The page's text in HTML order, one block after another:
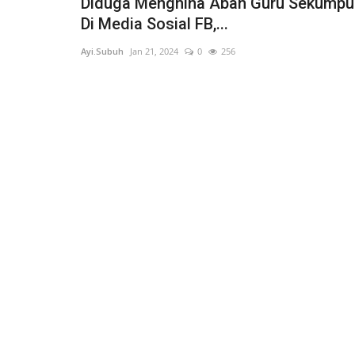
Di Media Sosial FB,...
Ayi.Subuh Jan 21, 2024 0 256